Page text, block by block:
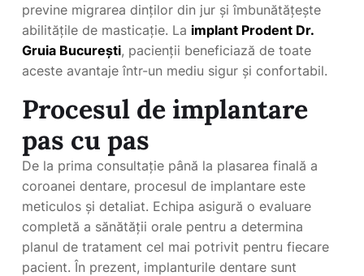
previne migrarea dinților din jur și îmbunătățește
abilitățile de masticație. La implant Prodent Dr.
Gruia București, pacienții beneficiază de toate
aceste avantaje într-un mediu sigur și confortabil.
Procesul de implantare
pas cu pas
De la prima consultație până la plasarea finală a
coroanei dentare, procesul de implantare este
meticulos și detaliat. Echipa asigură o evaluare
completă a sănătății orale pentru a determina
planul de tratament cel mai potrivit pentru fiecare
pacient. În prezent, implanturile dentare sunt